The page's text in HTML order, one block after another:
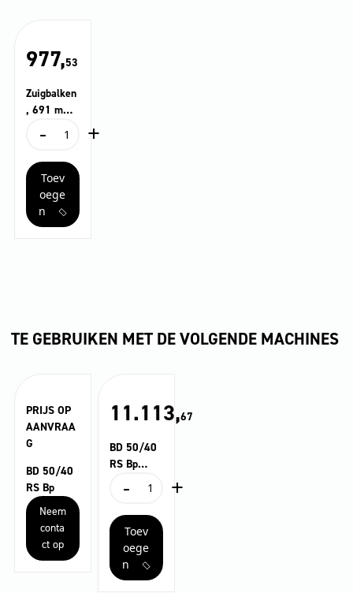
977,53
Zuigbalken
, 691 mm,
-
Zuigbalken,
mm,
gebogen
aantal
+
Toev
oege
n
TE GEBRUIKEN MET DE VOLGENDE MACHINES
PRIJS OP
AANVRAA
G
BD 50/40
RS Bp
Neem
conta
ct op
11.113,67
BD 50/40
RS Bp
-
BD
RS
Bp
Pack
aantal
+
Toev
oege
n